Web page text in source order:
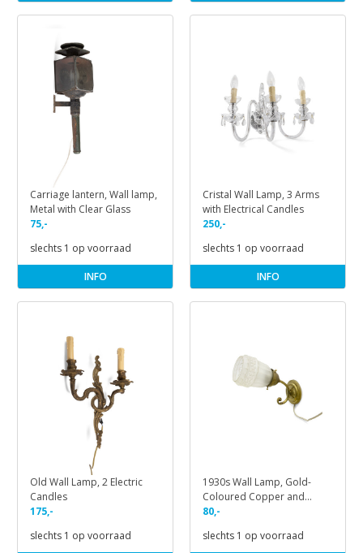
Carriage lantern, Wall lamp,
Metal with Clear Glass
75,-
slechts 1 op voorraad
INFO
Cristal Wall Lamp, 3 Arms
with Electrical Candles
250,-
slechts 1 op voorraad
INFO
Old Wall Lamp, 2 Electric
Candles
175,-
slechts 1 op voorraad
1930s Wall Lamp, Gold-
Coloured Copper and
Frosted Glass
80,-
slechts 1 op voorraad